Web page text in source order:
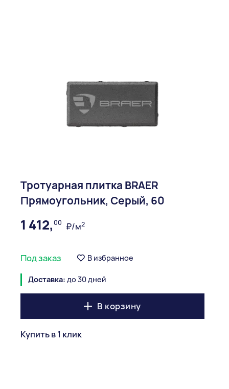
Тротуарная плитка BRAER
Прямоугольник, Серый, 60
1 412,00 ₽/м2
Под заказ В избранное
Доставка: до 30 дней
В корзину
Купить в 1 клик